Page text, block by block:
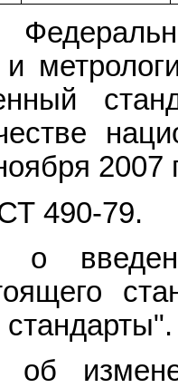
и
2007
490-79.
о
об